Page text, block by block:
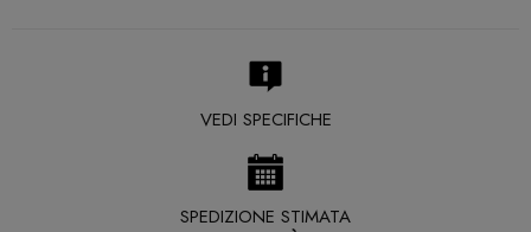
VEDI SPECIFICHE
SPEDIZIONE STIMATA